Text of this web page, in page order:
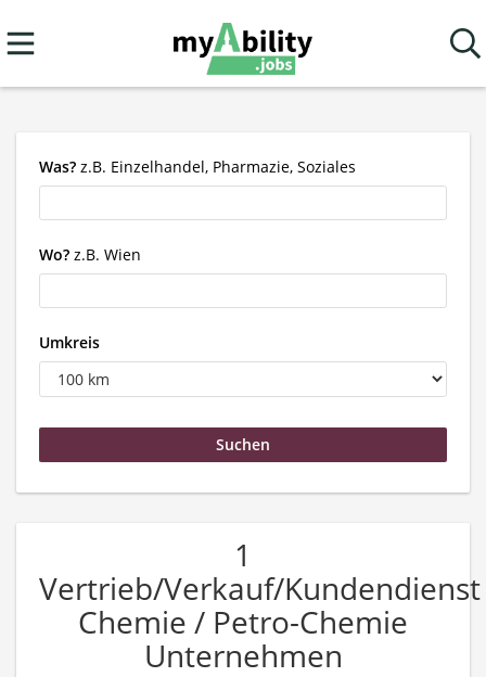
Was? z.B. Einzelhandel, Pharmazie, Soziales
Wo? z.B. Wien
Umkreis
1
Vertrieb/Verkauf/Kundendienst
Chemie / Petro-Chemie
Unternehmen